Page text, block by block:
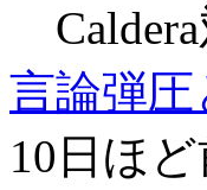
Caldera
言論弾
10日ほ